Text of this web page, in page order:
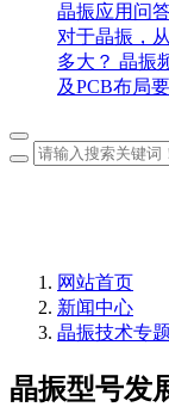
晶振应用问
对于晶振，
多大？ 晶振
及PCB布局
网站首页
新闻中心
晶振技术专题
晶振型号发